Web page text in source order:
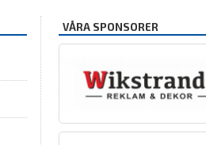
VÅRA SPONSORER